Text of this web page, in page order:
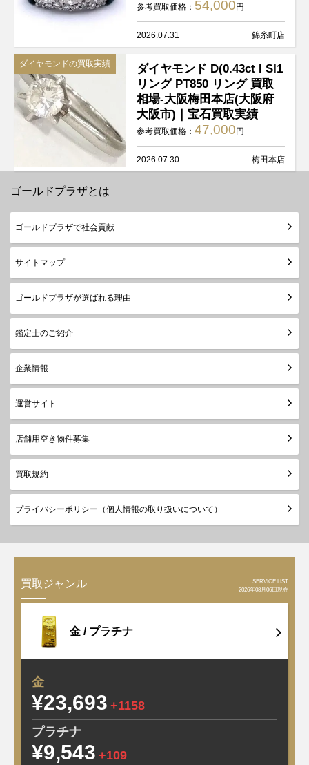
参考買取価格： 54,000円
2026.07.31 錦糸町店
ダイヤモンドの買取実績
ダイヤモンド D(0.43ct I SI1
リング PT850 リング 買取
相場-大阪梅田本店(大阪府
大阪市)｜宝石買取実績
参考買取価格：47,000円
2026.07.30 梅田本店
ゴールドプラザとは
ゴールドプラザで社会貢献
サイトマップ
ゴールドプラザが選ばれる理由
鑑定士のご紹介
企業情報
運営サイト
店舗用空き物件募集
買取規約
プライバシーポリシー（個人情報の取り扱いについて）
買取ジャンル
SERVICE LIST
2026年08月06日現在
金 / プラチナ
金
¥23,693 +1158
プラチナ
¥9,543 +109